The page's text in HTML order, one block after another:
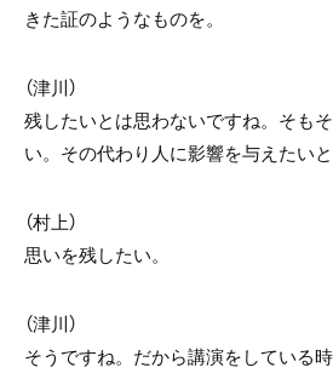
きた証のようなものを。
（津川）
残したいとは思わないですね。そも
い。その代わり人に影響を与えたい
（村上）
思いを残したい。
（津川）
そうですね。だから講演をしている